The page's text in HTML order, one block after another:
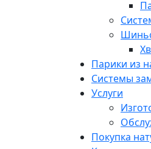
Парики из
Системы
Услуги
Покупка